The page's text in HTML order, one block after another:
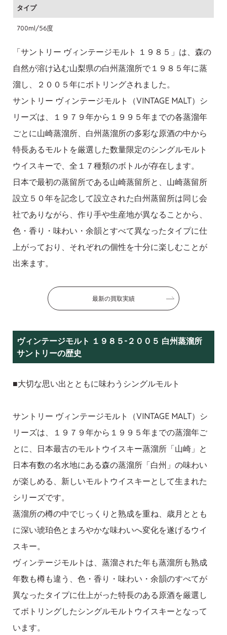
タイプ
700ml/56度
「サントリー ヴィンテージモルト １９８５」は、森の
自然が溶け込む山梨県の白州蒸溜所で１９８５年に蒸
溜し、２００５年にボトリングされました。
サントリー ヴィンテージモルト（VINTAGE MALT）シ
リーズは、１９７９年から１９９５年までの各蒸溜年
ごとに山崎蒸溜所、白州蒸溜所の多彩な原酒の中から
特長あるモルトを厳選した数量限定のシングルモルト
ウイスキーで、全１７種類のボトルが存在します。
日本で最初の蒸留所である山崎蒸留所と、山崎蒸留所
設立５０年を記念して設立された白州蒸留所は同じ会
社でありながら、作り手や生産地が異なることから、
色・香り・味わい・余韻とすべて異なったタイプに仕
上がっており、それぞれの個性を十分に楽しむことが
出来ます。
最新の買取実績
ヴィンテージモルト １９８５-２００５ 白州蒸溜所
サントリーの歴史
■大切な思い出とともに味わうシングルモルト
サントリー ヴィンテージモルト（VINTAGE MALT）シ
リーズは、１９７９年から１９９５年までの蒸溜年ご
とに、日本最古のモルトウイスキー蒸溜所「山崎」と
日本有数の名水地にある森の蒸溜所「白州」の味わい
が楽しめる、新しいモルトウイスキーとして生まれた
シリーズです。
蒸溜所の樽の中でじっくりと熟成を重ね、歳月ととも
に深い琥珀色とまろやかな味わいへ変化を遂げるウイ
スキー。
ヴィンテージモルトは、蒸溜された年も蒸溜所も熟成
年数も樽も違う、色・香り・味わい・余韻のすべてが
異なったタイプに仕上がった特長のある原酒を厳選し
てボトリングしたシングルモルトウイスキーとなって
います。